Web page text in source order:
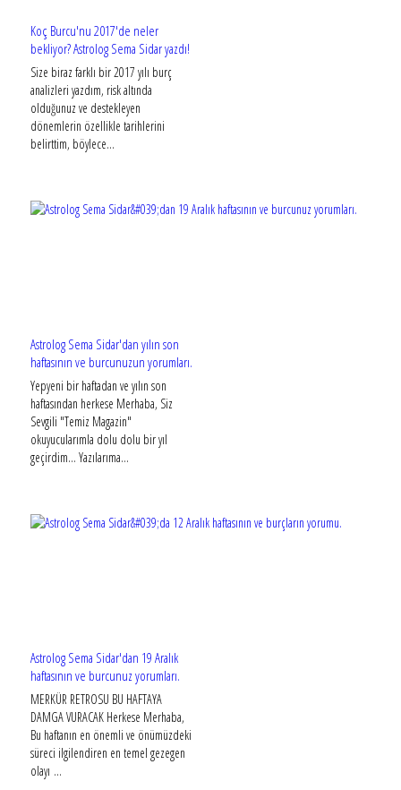
Koç Burcu'nu 2017'de neler
bekliyor? Astrolog Sema Sidar yazdı!
Size biraz farklı bir 2017 yılı burç
analizleri yazdım, risk altında
olduğunuz ve destekleyen
dönemlerin özellikle tarihlerini
belirttim, böylece...
Astrolog Sema Sidar'dan yılın son
haftasının ve burcunuzun yorumları.
Yepyeni bir haftadan ve yılın son
haftasından herkese Merhaba, Siz
Sevgili "Temiz Magazin"
okuyucularımla dolu dolu bir yıl
geçirdim... Yazılarıma...
Astrolog Sema Sidar'dan 19 Aralık
haftasının ve burcunuz yorumları.
MERKÜR RETROSU BU HAFTAYA
DAMGA VURACAK Herkese Merhaba,
Bu haftanın en önemli ve önümüzdeki
süreci ilgilendiren en temel gezegen
olayı ...